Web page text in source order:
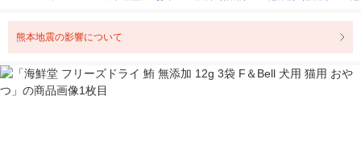
熊本地震の影響について